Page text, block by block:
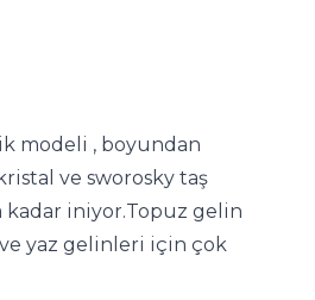
modeli , boyundan
ve sworosky taş
iniyor.Topuz gelin
ve yaz gelinleri için çok